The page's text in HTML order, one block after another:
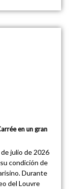
en un gran
julio de 2026
condición de
Durante
del Louvre